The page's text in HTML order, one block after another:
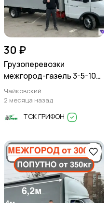
30 ₽
Грузоперевозки
межгород-газель 3-5-10
тонн
Чайковский
2 месяца назад
ТСК ГРИФОН